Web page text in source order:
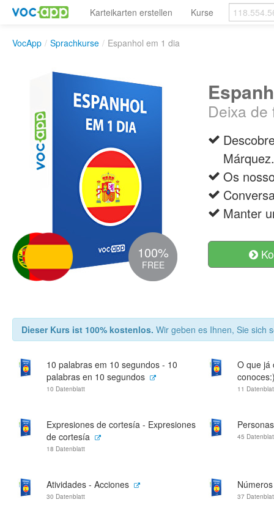
Karteikarten erstellen Kurse
VocApp / Sprachkurse / Espanhol em 1 dia
100%
FREE
Deixa
Márquez.
Os
Manter
Dieser Kurs ist 100% kostenlos. Wir geben es Ihnen, Sie sich
10 palabras em 10 segundos - 10
palabras en 10 segundos
10 Datenblatt
O que já
11
Expresiones de cortesía - Expresiones
de cortesía
18 Datenblatt
45
Atividades - Acciones
30 Datenblatt 37